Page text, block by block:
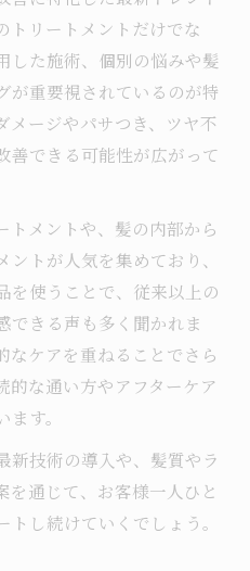
トリートメントだけでな
した施術、個別の悩みや髪
が重要視されているのが特
メージやパサつき、ツヤ不
善できる可能性が広がって
トメントや、髪の内部から
トが人気を集めており、
を使うことで、従来以上の
できる声も多く聞かれま
なケアを重ねることでさら
的な通い方やアフターケア
す。
新技術の導入や、髪質やラ
を通じて、お客様一人ひと
し続けていくでしょう。